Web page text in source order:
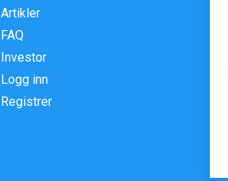
Artikler
FAQ
Investor
Logg inn
Registrer